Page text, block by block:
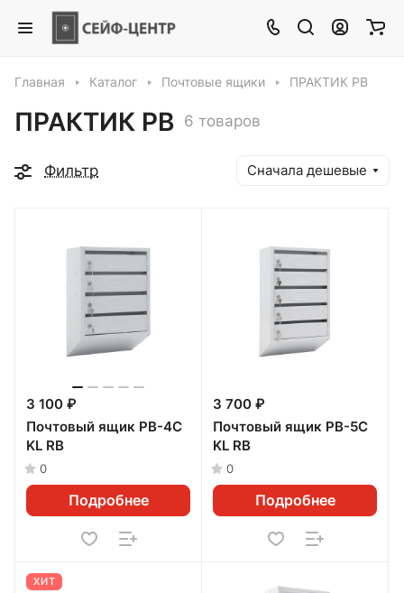
Главная Каталог Почтовые ящики ПРАКТИК PB
ПРАКТИК PB 6 товаров
Фильтр Сначала дешевые
3 100 ₽
Почтовый ящик PB-4C
KL RВ
0
Подробнее
3 700 ₽
Почтовый ящик PB-5C
KL RВ
0
Подробнее
ХИТ